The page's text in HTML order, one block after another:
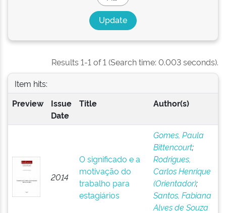
Results 1-1 of 1 (Search time: 0.003 seconds).
Item hits:
Preview
Issue
Date
Title Author(s)
2014
O significado e a
motivação do
trabalho para
estagiários
Gomes, Paula
Bittencourt;
Rodrigues,
Carlos Henrique
(Orientador);
Santos, Fabiana
Alves de Souza